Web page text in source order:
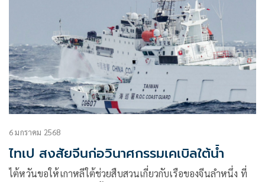
6 มกราคม 2568
ไทเป สงสัยจีนก่อวินาศกรรมเคเบิลใต้น้ำ
ไต้หวันขอให้เกาหลีใต้ช่วยสืบสวนเกี่ยวกับเรือของจีนลำหนึ่ง ที่